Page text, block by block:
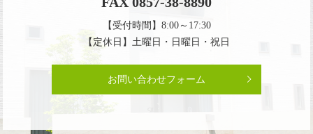
【受付時間】8:00～17:30
【定休日】土曜日・日曜日・祝日
お問い合わせフォーム